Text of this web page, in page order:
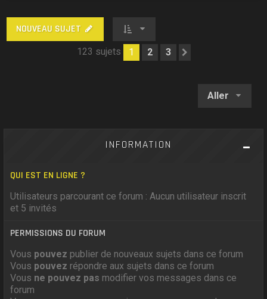
NOUVEAU SUJET
123 sujets 1 2 3
Aller
INFORMATION
QUI EST EN LIGNE ?
Utilisateurs parcourant ce forum : Aucun utilisateur inscrit
et 5 invités
PERMISSIONS DU FORUM
Vous pouvez publier de nouveaux sujets dans ce forum
Vous pouvez répondre aux sujets dans ce forum
Vous ne pouvez pas modifier vos messages dans ce
forum